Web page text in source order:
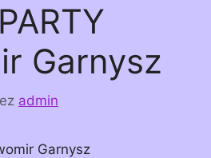
Garnysz
admin
Garnysz